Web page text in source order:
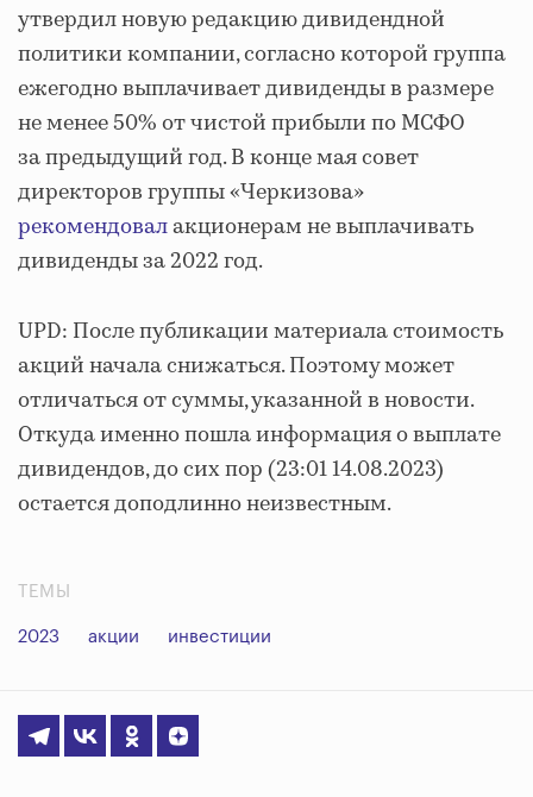
утвердил новую редакцию дивидендной
политики компании, согласно которой группа
ежегодно выплачивает дивиденды в размере
не менее 50% от чистой прибыли по МСФО
за предыдущий год. В конце мая совет
директоров группы «Черкизова»
рекомендовалакционерам не выплачивать
дивиденды за 2022 год.
UPD: После публикации материала стоимость
акций начала снижаться. Поэтому может
отличаться от суммы, указанной в новости.
Откуда именно пошла информация о выплате
дивидендов, до сих пор (23:01 14.08.2023)
остается доподлинно неизвестным.
ТЕМЫ
2023 акции инвестиции